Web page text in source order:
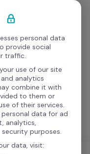
Comece grátis
sobre
RH.
personal data
provide social
traffic.
use of our site
analytics
combine it with
to them or
of their services.
data for ad
analytics,
purposes.
data, visit: